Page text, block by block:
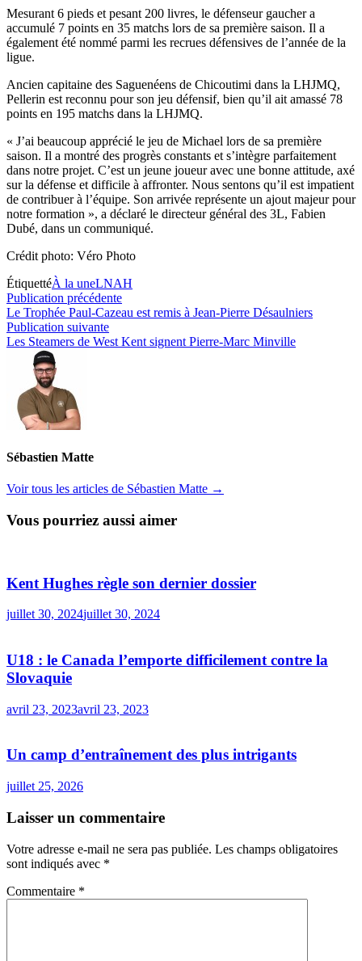
Mesurant 6 pieds et pesant 200 livres, le défenseur gaucher a
accumulé 7 points en 35 matchs lors de sa première saison. Il a
également été nommé parmi les recrues défensives de l’année de la
ligue.
Ancien capitaine des Saguenéens de Chicoutimi dans la LHJMQ,
Pellerin est reconnu pour son jeu défensif, bien qu’il ait amassé 78
points en 195 matchs dans la LHJMQ.
« J’ai beaucoup apprécié le jeu de Michael lors de sa première
saison. Il a montré des progrès constants et s’intègre parfaitement
dans notre projet. C’est un jeune joueur avec une bonne attitude, axé
sur la défense et difficile à affronter. Nous sentons qu’il est impatient
de contribuer à l’équipe. Son arrivée représente un ajout majeur pour
notre formation », a déclaré le directeur général des 3L, Fabien
Dubé, dans un communiqué.
Crédit photo: Véro Photo
ÉtiquettéÀ la uneLNAH
Navigation
de
l’article
Publication précédentePublication
précédente :
Le Trophée Paul-Cazeau est remis à Jean-Pierre Désaulniers
Publication suivantePublication
suivante :
Les Steamers de West Kent signent Pierre-Marc Minville
Sébastien Matte
Voir tous les articles de Sébastien Matte →
Vous pourriez aussi aimer
Kent Hughes règle son dernier dossier
juillet 30, 2024juillet 30, 2024
U18 : le Canada l’emporte difficilement contre la
Slovaquie
avril 23, 2023avril 23, 2023
Un camp d’entraînement des plus intrigants
juillet 25, 2026
Laisser un commentaire
Votre adresse e-mail ne sera pas publiée. Les champs obligatoires
sont indiqués avec *
Commentaire *